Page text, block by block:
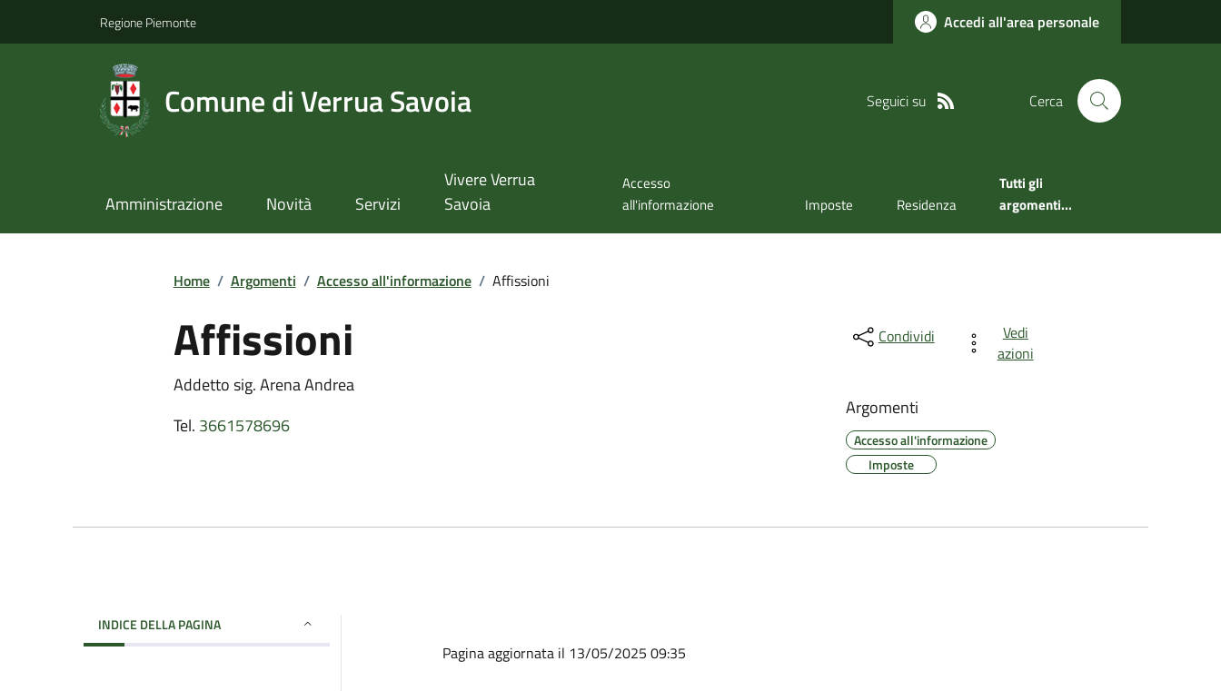
Regione Piemonte Accedi all'area personale
Comune di Verrua Savoia Seguici su Cerca
Amministrazione Novità Servizi
Vivere Verrua
Savoia
Accesso
all'informazione
Imposte Residenza
Tutti gli
argomenti...
Home / Argomenti / Accesso all'informazione / Affissioni
Affissioni
Addetto sig. Arena Andrea
Tel. 3661578696
Condividi
Vedi
azioni
Argomenti
Accesso all'informazione
Imposte
INDICE DELLA PAGINA
Pagina aggiornata il 13/05/2025 09:35